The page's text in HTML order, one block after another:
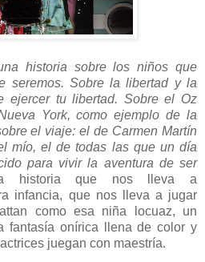
historia sobre los niños que
seremos. Sobre la libertad y la
ejercer tu libertad. Sobre el Oz
York, como ejemplo de la
el viaje: el de Carmen Martín
mío, el de todas las que un día
para vivir la aventura de ser
historia que nos lleva a
infancia, que nos lleva a jugar
como esa niña locuaz, un
fantasía onírica llena de color y
juegan con maestría.